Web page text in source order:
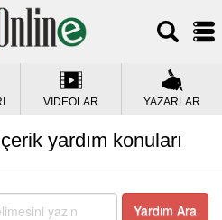
VİDEOLAR YAZARLAR
yardım konuları
Yardım Ara